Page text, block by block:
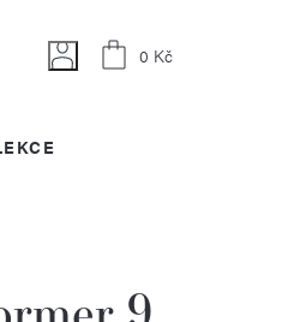
Nákupní
0 Kč